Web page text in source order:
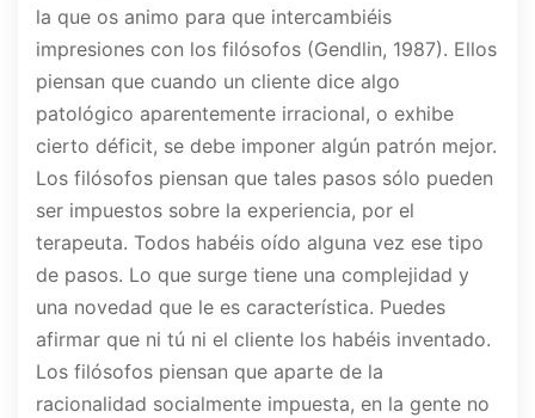
la que os animo para que intercambiéis
impresiones con los filósofos (Gendlin, 1987). Ellos
piensan que cuando un cliente dice algo
patológico aparentemente irracional, o exhibe
cierto déficit, se debe imponer algún patrón mejor.
Los filósofos piensan que tales pasos sólo pueden
ser impuestos sobre la experiencia, por el
terapeuta. Todos habéis oído alguna vez ese tipo
de pasos. Lo que surge tiene una complejidad y
una novedad que le es característica. Puedes
afirmar que ni tú ni el cliente los habéis inventado.
Los filósofos piensan que aparte de la
racionalidad socialmente impuesta, en la gente no